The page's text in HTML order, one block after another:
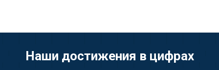
Наши достижения в цифрах